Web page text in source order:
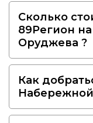
Сколько
89Регион
Оруджева ?
Как